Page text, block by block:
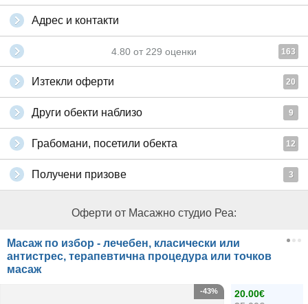
Адрес и контакти
4.80 от 229 оценки 163
Изтекли оферти 20
Други обекти наблизо 9
Грабомани, посетили обекта 12
Получени призове 3
Оферти от Масажно студио Реа:
Масаж по избор - лечебен, класически или
антистрес, терапевтична процедура или точков
масаж
20.00€
-43%